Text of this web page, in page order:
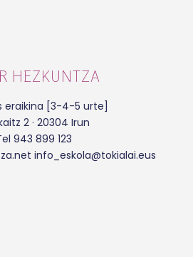
HEZKUNTZA
eraikina [3-4-5 urte]
2 · 20304 Irun
943 899 123
info_eskola@tokialai.eus